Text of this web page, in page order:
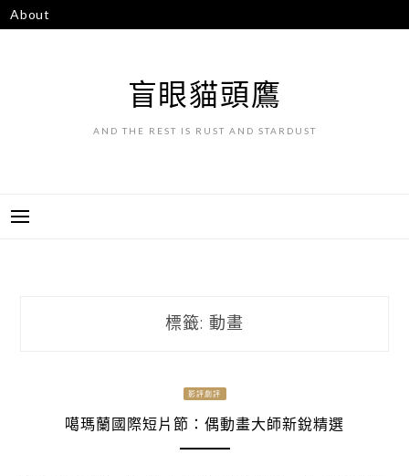
跳
至
About
盲眼貓頭鷹
AND THE REST IS RUST AND STARDUST
標籤: 動畫
影評劇評
噶瑪蘭國際短片節：偶動畫大師新銳精選